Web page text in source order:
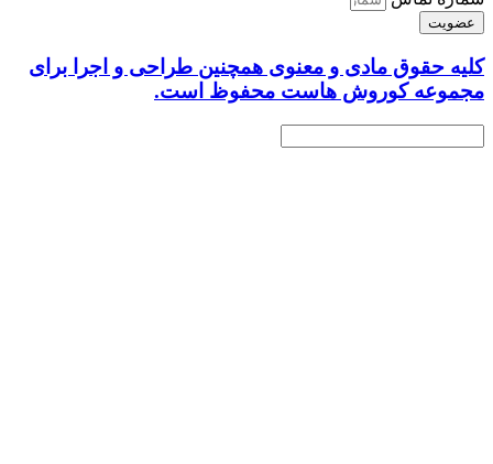
عضویت
کلیه حقوق مادی و معنوی همچنین طراحی و اجرا برای
مجموعه کوروش هاست محفوظ است.